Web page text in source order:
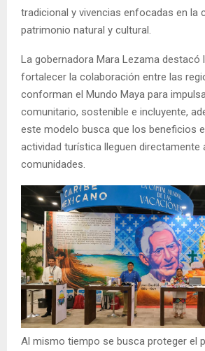
tradicional y vivencias enfocadas en la
patrimonio natural y cultural.
La gobernadora Mara Lezama destacó
fortalecer la colaboración entre las
conforman el Mundo Maya para
comunitario, sostenible e incluyente,
este modelo busca que los beneficios
actividad turística lleguen directamente
comunidades.
Al mismo tiempo se busca proteger el